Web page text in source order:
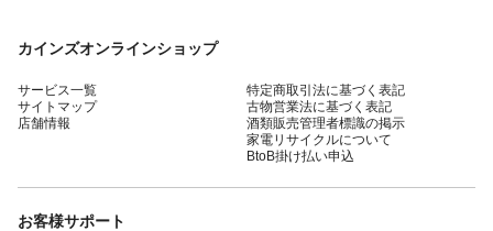
カインズオンラインショップ
サービス一覧
サイトマップ
店舗情報
特定商取引法に基づく表記
古物営業法に基づく表記
酒類販売管理者標識の掲示
家電リサイクルについて
BtoB掛け払い申込
お客様サポート